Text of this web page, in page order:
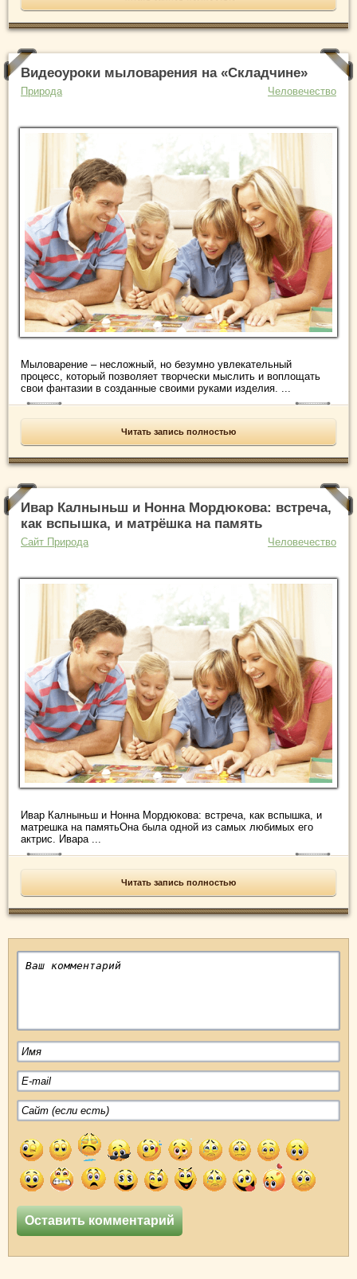
Видеоуроки мыловарения на «Складчине»
Природа Человечество
Мыловарение – несложный, но безумно увлекательный
процесс, который позволяет творчески мыслить и воплощать
свои фантазии в созданные своими руками изделия. ...
Читать запись полностью
Ивар Калныньш и Нонна Мордюкова: встреча,
как вспышка, и матрёшка на память
Сайт Природа Человечество
Ивар Калныньш и Нонна Мордюкова: встреча, как вспышка, и
матрешка на памятьОна была одной из самых любимых его
актрис. Ивара ...
Читать запись полностью